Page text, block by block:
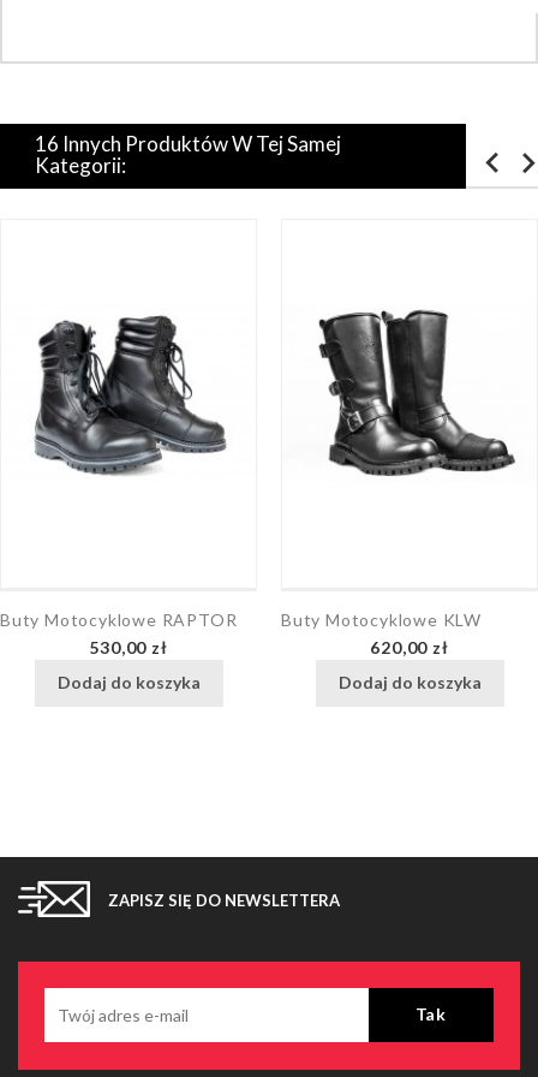
16 Innych Produktów W Tej Samej
Kategorii:
Buty Motocyklowe RAPTOR
Cena
530,00 zł
Dodaj do koszyka
Buty Motocyklowe KLW
Cena
620,00 zł
Dodaj do koszyka
ZAPISZ SIĘ DO NEWSLETTERA